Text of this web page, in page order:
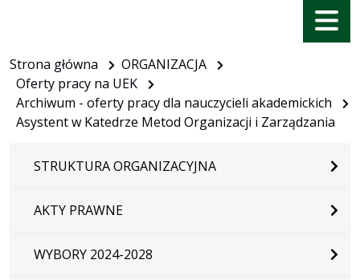
Menu
Strona główna
ORGANIZACJA
Oferty pracy na UEK
Archiwum - oferty pracy dla nauczycieli akademickich
Asystent w Katedrze Metod Organizacji i Zarządzania
STRUKTURA ORGANIZACYJNA
AKTY PRAWNE
WYBORY 2024-2028